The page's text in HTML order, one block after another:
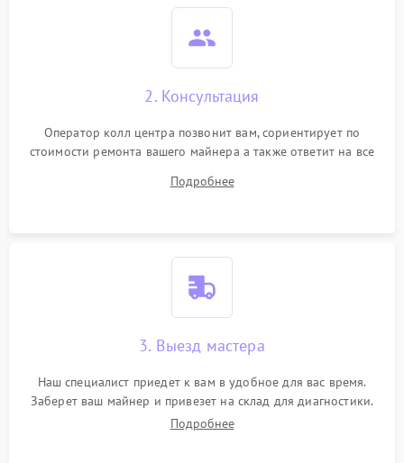
2. Консультация
Оператор колл центра позвонит вам, сориентирует по
стоимости ремонта вашего майнера а также ответит на все
Подробнее
3. Выезд мастера
Наш специалист приедет к вам в удобное для вас время.
Заберет ваш майнер и привезет на склад для диагностики.
Подробнее